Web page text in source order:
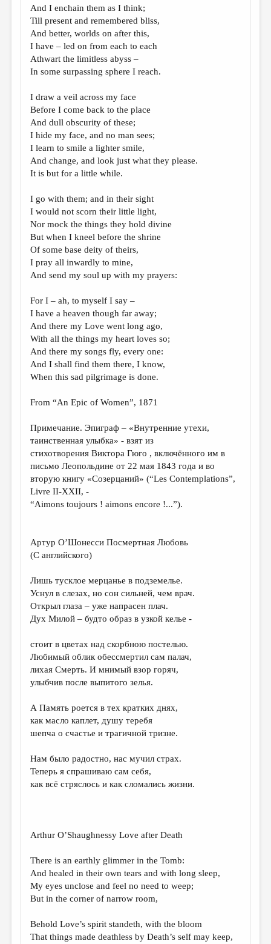
And I enchain them as I think;
Till present and remembered bliss,
And better, worlds on after this,
I have – led on from each to each
Athwart the limitless abyss –
In some surpassing sphere I reach.
I draw a veil across my face
Before I come back to the place
And dull obscurity of these;
I hide my face, and no man sees;
I learn to smile a lighter smile,
And change, and look just what they please.
It is but for a little while.
I go with them; and in their sight
I would not scorn their little light,
Nor mock the things they hold divine
But when I kneel before the shrine
Of some base deity of theirs,
I pray all inwardly to mine,
And send my soul up with my prayers:
For I – ah, to myself I say –
I have a heaven though far away;
And there my Love went long ago,
With all the things my heart loves so;
And there my songs fly, every one:
And I shall find them there, I know,
When this sad pilgrimage is done.
From “An Epic of Women”, 1871
Примечание. Эпиграф – «Внутренние утехи,
таинственная улыбка» - взят из
стихотворения Виктора Гюго , включённого им в
письмо Леопольдине от 22 мая 1843 года и во
вторую книгу «Созерцаний» (“Les Contemplations”,
Livre II-XXII, -
“Aimons toujours ! aimons encore !...”).
Артур О’Шонесси Посмертная Любовь
(С английского)
Лишь тусклое мерцанье в подземелье.
Уснул в слезах, но сон сильней, чем врач.
Открыл глаза – уже напрасен плач.
Дух Милой – будто образ в узкой келье -
стоит в цветах над скорбною постелью.
Любимый облик обессмертил сам палач,
лихая Смерть. И мнимый взор горяч,
улыбчив после выпитого зелья.
А Память роется в тех кратких днях,
как масло каплет, душу теребя
шепча о счастье и трагичной тризне.
Нам было радостно, нас мучил страх.
Теперь я спрашиваю сам себя,
как всё стряслось и как сломались жизни.
Arthur O’Shaughnessy Love after Death
There is an earthly glimmer in the Tomb:
And healed in their own tears and with long sleep,
My eyes unclose and feel no need to weep;
But in the corner of narrow room,
Behold Love’s spirit standeth, with the bloom
That things made deathless by Death’s self may keep,